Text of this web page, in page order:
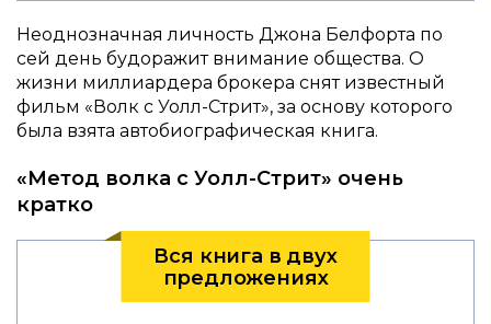
Неоднозначная личность Джона Белфорта по
сей день будоражит внимание общества. О
жизни миллиардера брокера снят известный
фильм «Волк с Уолл-Стрит», за основу которого
была взята автобиографическая книга.
«Метод волка с Уолл-Стрит» очень
кратко
Вся книга в двух
предложениях